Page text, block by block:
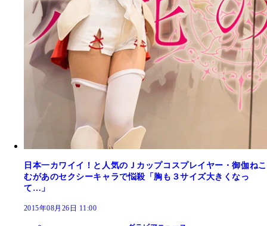
日本一カワイイ！と人気のＪカップコスプレイヤー・御伽ねこ
むがあのセクシーキャラで悩殺「胸も３サイズ大きくなっ
て…」
2015年08月26日 11:00